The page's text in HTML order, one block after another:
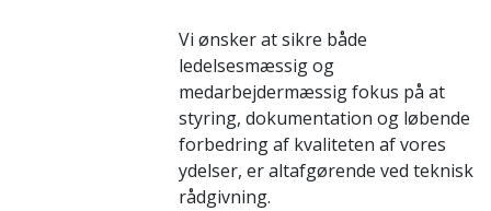
Vi ønsker at sikre både
ledelsesmæssig og
medarbejdermæssig fokus på at
styring, dokumentation og løbende
forbedring af kvaliteten af vores
ydelser, er altafgørende ved teknisk
rådgivning.